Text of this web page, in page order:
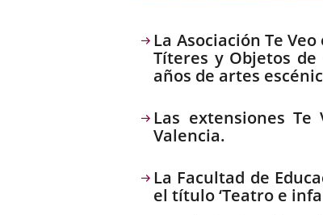
Descripción
La Asociación Te
Títeres y Objetos de
años de artes
Las extensiones Te
Valencia.
La Facultad de
el título ‘Teatro e